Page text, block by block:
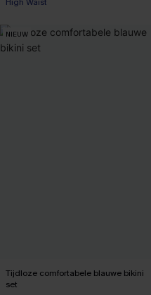
NIEUW
Tijdloze comfortabele blauwe bikini
set